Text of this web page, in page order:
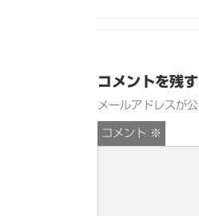
コメントを残す
メールアドレスが
コメント ※